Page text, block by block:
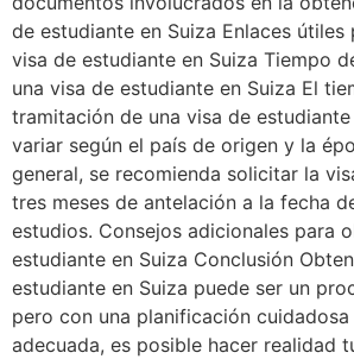
de estudiante en Suiza Enlaces útiles
visa de estudiante en Suiza Tiempo
una visa de estudiante en Suiza El
tramitación de una visa de
variar según el país de origen y la
general, se recomienda solicitar la
tres meses de antelación a la fecha
estudios. Consejos adicionales para
estudiante en Suiza Conclusión
estudiante en Suiza puede ser un
pero con una planificación
adecuada, es posible hacer realidad